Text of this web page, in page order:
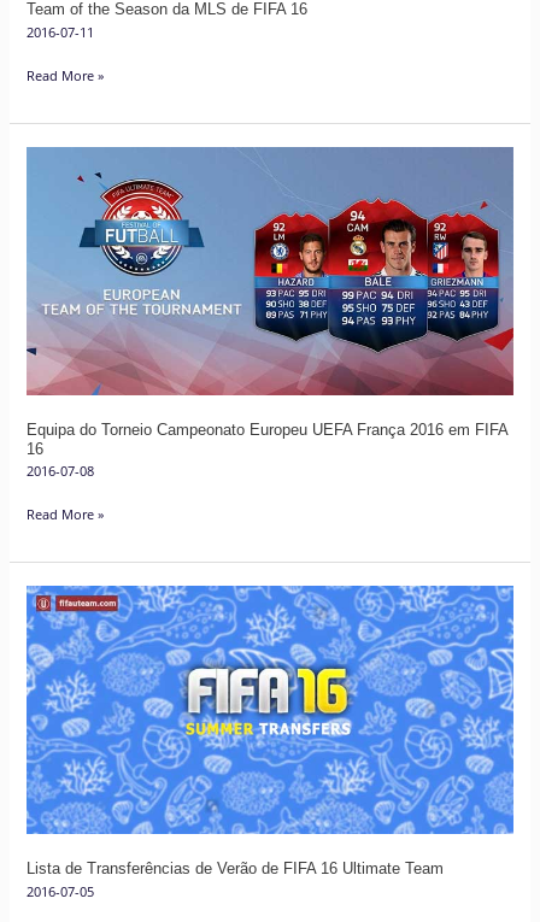
Team of the Season da MLS de FIFA 16
2016-07-11
Read More »
Equipa do Torneio Campeonato Europeu UEFA França 2016 em FIFA
16
2016-07-08
Campeonato
2016
16
Read More »
Lista de Transferências de Verão de FIFA 16 Ultimate Team
2016-07-05
Lista
de
Transferências
de
Verão
de
FIFA
16
Ultimate